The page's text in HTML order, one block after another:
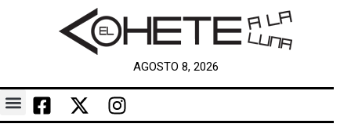
AGOSTO 8, 2026